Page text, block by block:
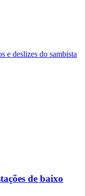
e deslizes do sambista
de baixo